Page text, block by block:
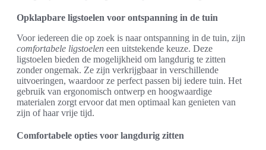
Opklapbare ligstoelen voor ontspanning in de tuin
Voor iedereen die op zoek is naar ontspanning in de tuin, zijn
comfortabele ligstoelen een uitstekende keuze. Deze
ligstoelen bieden de mogelijkheid om langdurig te zitten
zonder ongemak. Ze zijn verkrijgbaar in verschillende
uitvoeringen, waardoor ze perfect passen bij iedere tuin. Het
gebruik van ergonomisch ontwerp en hoogwaardige
materialen zorgt ervoor dat men optimaal kan genieten van
zijn of haar vrije tijd.
Comfortabele opties voor langdurig zitten